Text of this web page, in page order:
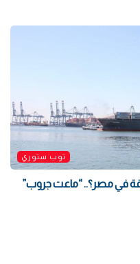
توب ستوري
في مصر؟.. “ماعت جروب”